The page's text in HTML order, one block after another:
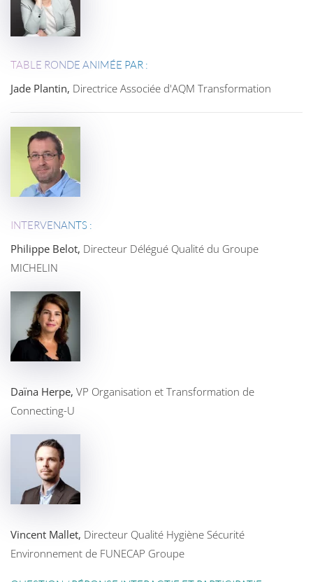
TABLE RONDE ANIMÉE PAR :
Jade Plantin, Directrice Associée d'AQM Transformation
INTERVENANTS :
Philippe Belot, Directeur Délégué Qualité du Groupe
MICHELIN
Daïna Herpe, VP Organisation et Transformation de
Connecting-U
Vincent Mallet, Directeur Qualité Hygiène Sécurité
Environnement de FUNECAP Groupe